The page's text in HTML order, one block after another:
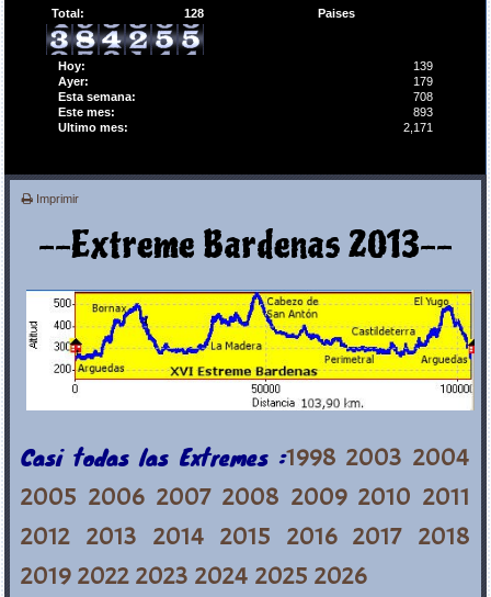
Total: 128 Paises
Hoy:
139
Ayer:
179
Esta semana:
708
Este mes:
893
Ultimo mes:
2,171
Imprimir
--Extreme Bardenas 2013--
Casi todas las Extremes :1998 2003 2004
2005 2006 2007 2008 2009 2010 2011
2012 2013 2014 2015 2016 2017 2018
2019 2022 2023 2024 2025 2026